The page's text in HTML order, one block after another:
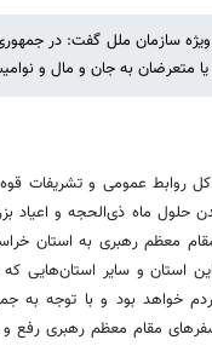
سازمان ملل گفت: در
یا متعرضان به جان و مال و
روابط عمومی و تشریفات قوه
حلول ماه ذی‌الحجه و اعیاد
معظم رهبری به استان
استان و سایر استان‌هایی که
خواهد بود و با توجه به
مقام معظم رهبری رفع